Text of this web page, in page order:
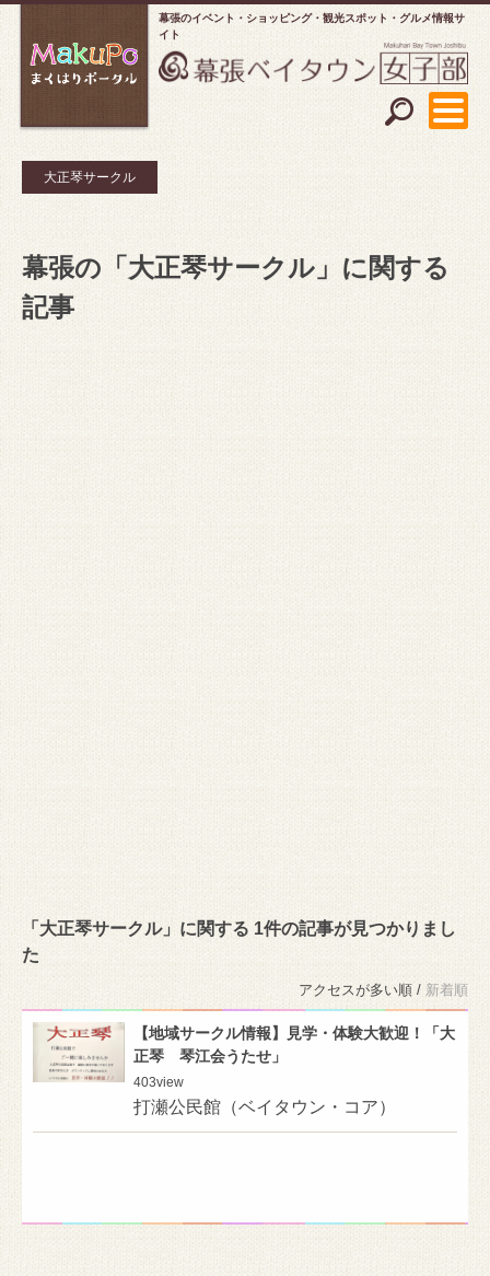
幕張のイベント・ショッピング
観光スポット・グルメ情報サ
イト
大正琴サークル
幕張の「大正琴サークル」に関する
記事
「大正琴サークル」に関する 1件の記事が見つかりまし
た
アクセスが多い順 / 新着順
【地域サークル情報】見学・体験大歓迎！「大
正琴 琴江会うたせ」
403view
打瀬公民館（ベイタウン・コア）